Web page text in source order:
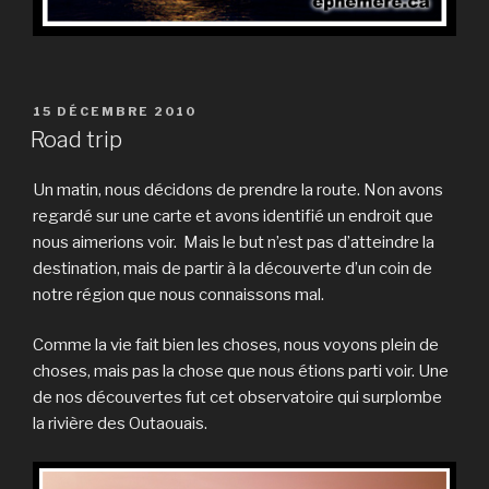
PUBLIÉ
LE
15 DÉCEMBRE 2010
Road trip
Un matin, nous décidons de prendre la route. Non avons
regardé sur une carte et avons identifié un endroit que
nous aimerions voir. Mais le but n’est pas d’atteindre la
destination, mais de partir à la découverte d’un coin de
notre région que nous connaissons mal.
Comme la vie fait bien les choses, nous voyons plein de
choses, mais pas la chose que nous étions parti voir. Une
de nos découvertes fut cet observatoire qui surplombe
la rivière des Outaouais.